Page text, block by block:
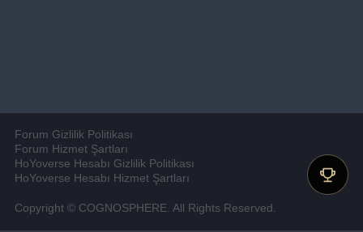
Forum Gizlilik Politikası
Forum Hizmet Şartları
HoYoverse Hesabı Gizlilik Politikası
HoYoverse Hesabı Hizmet Şartları
Copyright © COGNOSPHERE. All Rights Reserved.